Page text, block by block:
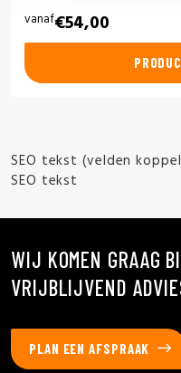
vanaf€54,00
SEO tekst (velden
SEO tekst
WIJ KOMEN GRAAG
VRIJBLIJVEND
PLAN EEN AFSPRAAK